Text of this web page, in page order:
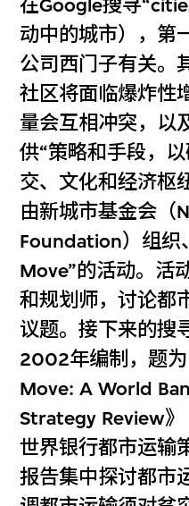
在Google搜寻
动中的城市），第
公司西门子有关。
社区将面临爆炸性
量会互相冲突，以
供“策略和手段，
交、文化和经济枢
由新城市基金会（
Foundation）组织
Move”的活动。活
和规划师，讨论都
议题。接下来的搜
2002年编制，题
Move: A World
Strategy Review
世界银行都市运输
报告集中探讨都市